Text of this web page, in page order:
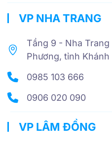
VP NHA TRANG
Tầng 9 - Nha
Phương, tỉnh Khánh
0985 103 666
0906 020 090
VP LÂM ĐỒNG